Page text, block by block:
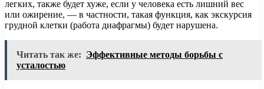
легких, также будет хуже, если у человека есть лишний вес
или ожирение, — в частности, такая функция, как экскурсия
грудной клетки (работа диафрагмы) будет нарушена.
Читать так же: Эффективные методы борьбы с
усталостью